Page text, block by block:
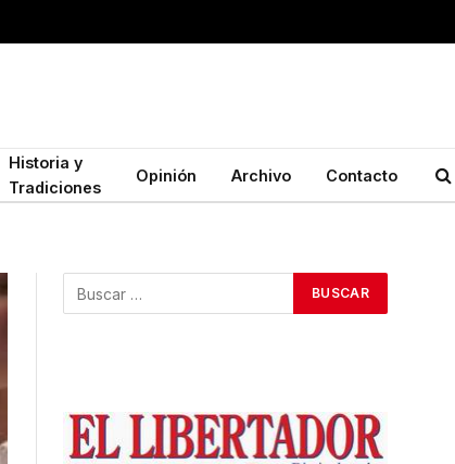
Historia y
Tradiciones
Opinión Archivo Contacto